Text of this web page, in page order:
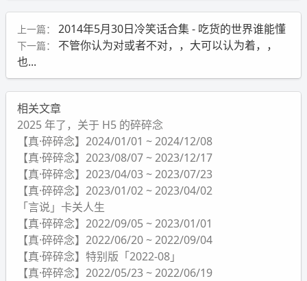
上一篇： 2014年5月30日冷笑话合集 - 吃货的世界谁能懂
下一篇：
不管你认为对或者不对，，大可以认为着，，
也...
相关文章
2025 年了，关于 H5 的碎碎念
【真·碎碎念】2024/01/01 ~ 2024/12/08
【真·碎碎念】2023/08/07 ~ 2023/12/17
【真·碎碎念】2023/04/03 ~ 2023/07/23
【真·碎碎念】2023/01/02 ~ 2023/04/02
「言说」卡关人生
【真·碎碎念】2022/09/05 ~ 2023/01/01
【真·碎碎念】2022/06/20 ~ 2022/09/04
【真·碎碎念】特别版「2022-08」
【真·碎碎念】2022/05/23 ~ 2022/06/19